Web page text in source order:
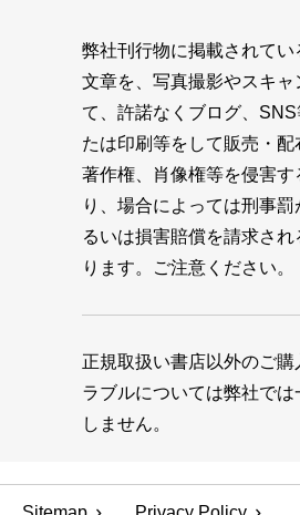
弊社刊行物に掲載されてい
文章を、写真撮影やスキャ
て、許諾なくブログ、SNS
たは印刷等をして販売・配
著作権、肖像権等を侵害す
り、場合によっては刑事
るいは損害賠償を請求され
ります。ご注意ください。
正規取扱い書店以外のご購
ラブルについては弊社では
しません。